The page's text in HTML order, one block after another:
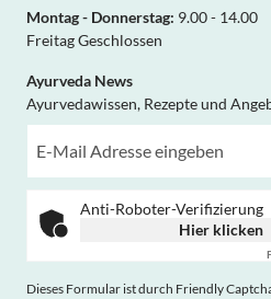
Montag - Donnerstag: 9.00 - 14.00
Freitag Geschlossen
Ayurveda News
Ayurvedawissen, Rezepte und
Anti-Roboter-Verifizierung
Hier klicken
Dieses Formular ist durch Friendly